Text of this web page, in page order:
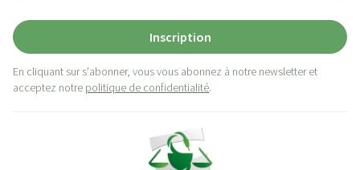
Inscription
En cliquant sur s'abonner, vous vous abonnez à notre newsletter et
acceptez notre politique de confidentialité.